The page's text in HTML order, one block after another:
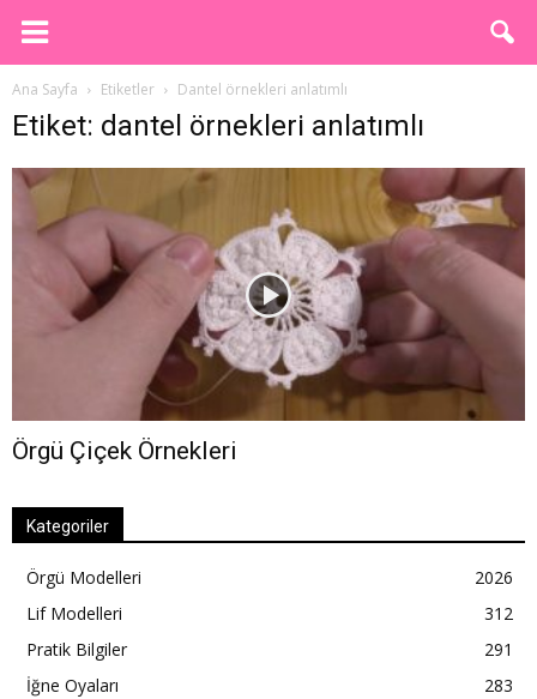
Ana Sayfa Etiketler Dantel örnekleri anlatımlı
Etiket: dantel örnekleri anlatımlı
Örgü Çiçek Örnekleri
Kategoriler
Örgü Modelleri
2026
Lif Modelleri
312
Pratik Bilgiler
291
İğne Oyaları
283